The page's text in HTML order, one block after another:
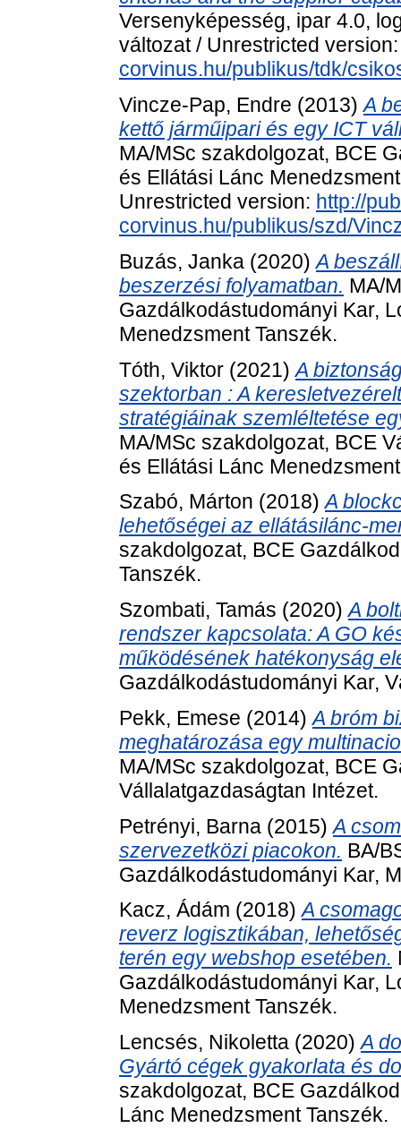
Versenyképesség, ipar 4.0,
változat / Unrestricted
corvinus.hu/publikus/tdk/
Vincze-Pap, Endre (2013)A
kettő járműipari és egy ICT
MA/MSc szakdolgozat, BCE
és Ellátási Lánc
Unrestricted version: http://
corvinus.hu/publikus/szd/
Buzás, Janka (2020)A
beszerzési folyamatban. MA/
Gazdálkodástudományi Kar,
Menedzsment Tanszék.
Tóth, Viktor (2021)A
szektorban : A
stratégiáinak szemléltetése
MA/MSc szakdolgozat, BCE
és Ellátási Lánc
Szabó, Márton (2018)A
lehetőségei az ellátásilánc-
szakdolgozat, BCE
Tanszék.
Szombati, Tamás (2020)A
rendszer kapcsolata: A GO
működésének hatékonyság
Gazdálkodástudományi Kar,
Pekk, Emese (2014)A bróm
meghatározása egy
MA/MSc szakdolgozat, BCE
Vállalatgazdaságtan Intézet.
Petrényi, Barna (2015)A
szervezetközi piacokon. BA/
Gazdálkodástudományi Kar,
Kacz, Ádám (2018)A
reverz logisztikában,
terén egy webshop esetében.
Gazdálkodástudományi Kar,
Menedzsment Tanszék.
Lencsés, Nikoletta (2020)A
Gyártó cégek gyakorlata és
szakdolgozat, BCE
Lánc Menedzsment Tanszék.